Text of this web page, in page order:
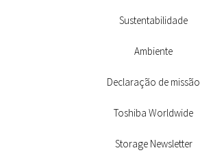
Sustentabilidade
Ambiente
Declaração de missão
Toshiba Worldwide
Storage Newsletter